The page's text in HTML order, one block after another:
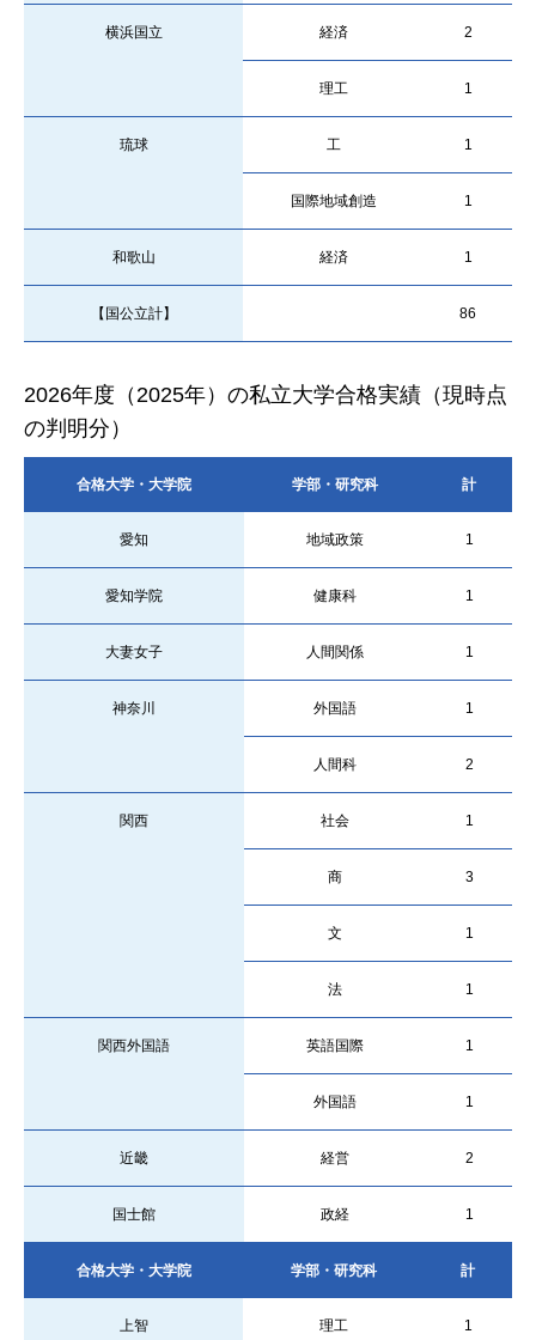
横浜国立 経済 2
理工 1
琉球 工 1
国際地域創造 1
和歌山 経済 1
【国公立計】 86
2026年度（2025年）の私立大学合格実績（現時点
の判明分）
合格大学・大学院 学部・研究科 計
愛知 地域政策 1
愛知学院 健康科 1
大妻女子 人間関係 1
神奈川 外国語 1
人間科 2
関西 社会 1
商 3
文 1
法 1
関西外国語 英語国際 1
外国語 1
近畿 経営 2
国士館 政経 1
合格大学・大学院 学部・研究科 計
上智 理工 1